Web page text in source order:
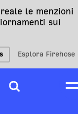
le menzioni
sui
Esplora Firehose